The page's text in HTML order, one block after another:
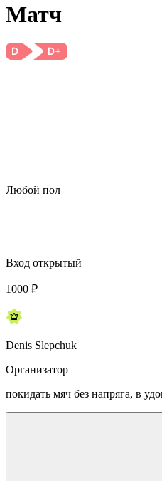
Матч
Любой пол
Вход открытый
1000 ₽
Denis Slepchuk
Организатор
покидать мяч без напряга, в